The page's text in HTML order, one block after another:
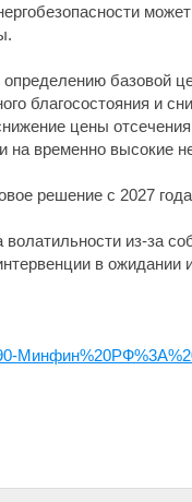
базовой
благосостояния и
цены
на временно высокие
решение с 2027
из-за
в